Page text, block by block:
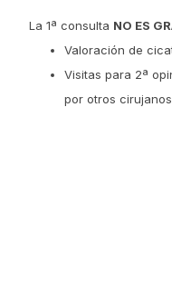
La 1ª consulta NO ES
Valoración de
Visitas para 2ª
por otros